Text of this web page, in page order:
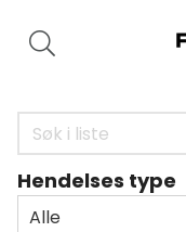
Hendelses type
Alle